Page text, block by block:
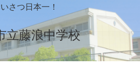
さつ日本一！
立藤浪中学校